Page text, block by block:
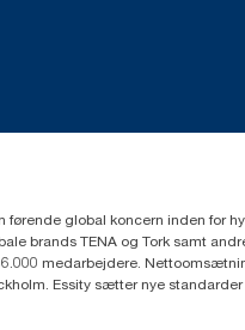
førende global koncern inden
brands TENA og Tork samt
medarbejdere.
Essity sætter nye